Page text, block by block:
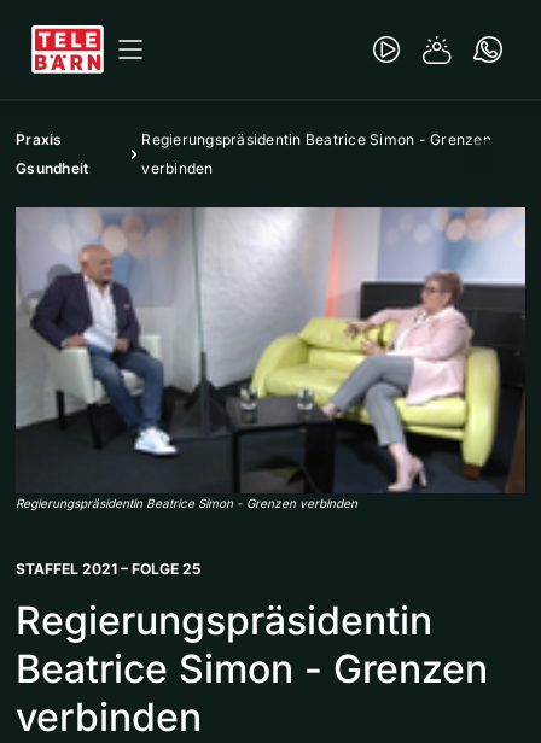
Praxis
Gsundheit
Regierungspräsidentin Beatrice Simon - Grenzen
verbinden
Regierungspräsidentin Beatrice Simon - Grenzen verbinden
STAFFEL 2021 – FOLGE 25
Regierungspräsidentin
Beatrice Simon - Grenzen
verbinden